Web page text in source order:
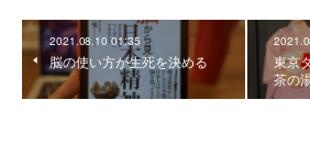
2021.08.10 01:35
脳の使い方が生死を決める
東京
茶の